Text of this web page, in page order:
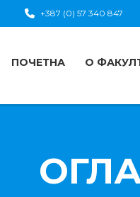
+387 (0) 57 340 847
ПОЧЕТНА О